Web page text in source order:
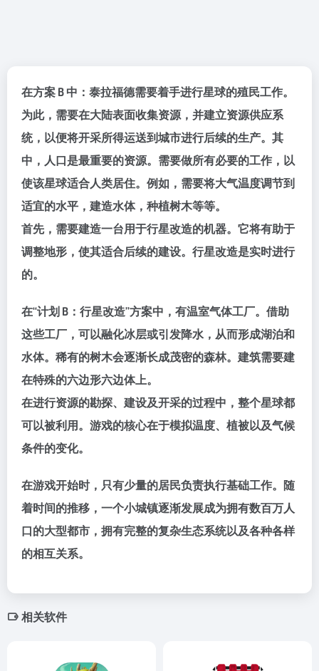
在方案 B 中：泰拉福德需要着手进行星球的殖民工作。
为此，需要在大陆表面收集资源，并建立资源供应系
统，以便将开采所得运送到城市进行后续的生产。其
中，人口是最重要的资源。需要做所有必要的工作，以
使该星球适合人类居住。例如，需要将大气温度调节到
适宜的水平，建造水体，种植树木等等。
首先，需要建造一台用于行星改造的机器。它将有助于
调整地形，使其适合后续的建设。行星改造是实时进行
的。
在“计划 B：行星改造”方案中，有温室气体工厂。借助
这些工厂，可以融化冰层或引发降水，从而形成湖泊和
水体。稀有的树木会逐渐长成茂密的森林。建筑需要建
在特殊的六边形六边体上。
在进行资源的勘探、建设及开采的过程中，整个星球都
可以被利用。游戏的核心在于模拟温度、植被以及气候
条件的变化。
在游戏开始时，只有少量的居民负责执行基础工作。随
着时间的推移，一个小城镇逐渐发展成为拥有数百万人
口的大型都市，拥有完整的复杂生态系统以及各种各样
的相互关系。
相关软件